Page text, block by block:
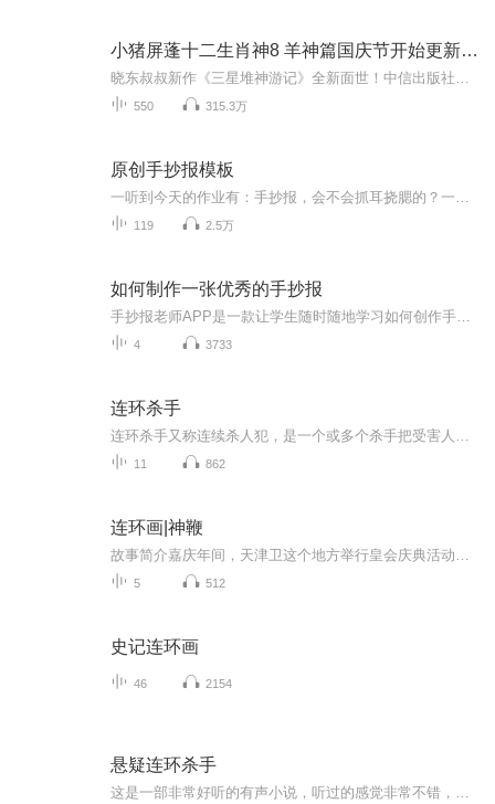
小猪屏蓬十二生肖神8 羊神篇国庆节开始更新啦！
550 315.3万
原创手抄报模板
119 2.5万
如何制作一张优秀的手抄报
4 3733
连环杀手
11 862
连环画|神鞭
5 512
史记连环画
46 2154
悬疑连环杀手